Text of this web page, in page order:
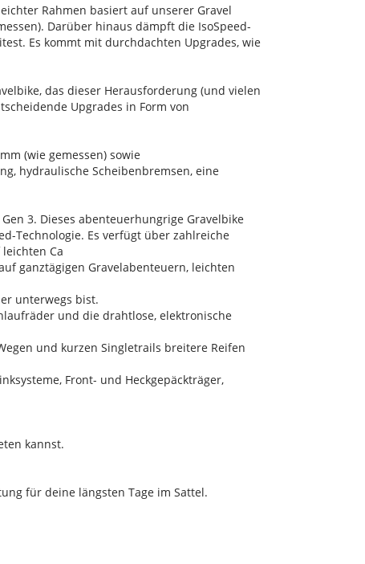
Rahmen basiert auf unserer Gravel
Darüber hinaus dämpft die IsoSpeed-
Es kommt mit durchdachten Upgrades, wie
das dieser Herausforderung (und vielen
Upgrades in Form von
(wie gemessen) sowie
hydraulische Scheibenbremsen, eine
3. Dieses abenteuerhungrige Gravelbike
Technologie. Es verfügt über zahlreiche
Ca
ganztägigen Gravelabenteuern, leichten
unterwegs bist.
und die drahtlose, elektronische
und kurzen Singletrails breitere Reifen
Front- und Heckgepäckträger,
kannst.
für deine längsten Tage im Sattel.